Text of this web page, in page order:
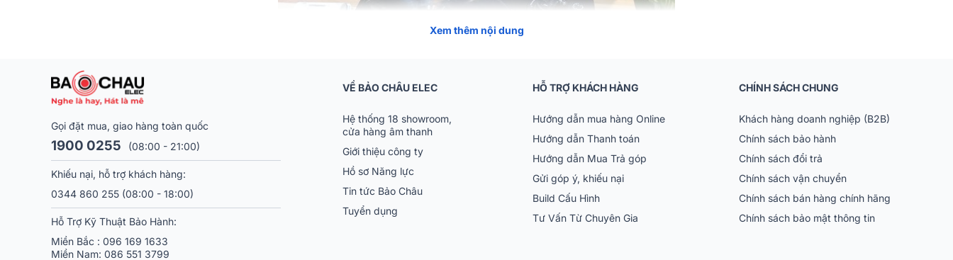
Nguồn gốc của đầu đĩa than Audio Technica
Năm 1962, thương hiệu Audio-Technica được thành lập, là một trong các công ty trên toàn thế giới dành cho
việc thiết kế, sản xuất, tiếp thị và phân phối đầu đĩa than chất lượng nhất hiện nay.
Xem thêm nội dung
Gọi đặt mua, giao hàng toàn quốc
1900 0255 (08:00 - 21:00)
Khiếu nại, hỗ trợ khách hàng:
0344 860 255 (08:00 - 18:00)
Hỗ Trợ Kỹ Thuật Bảo Hành:
Miền Bắc : 096 169 1633
Miền Nam: 086 551 3799
VỀ BẢO CHÂU ELEC
Hệ thống 18 showroom,
cửa hàng âm thanh
Giới thiệu công ty
Hồ sơ Năng lực
Tin tức Bảo Châu
Tuyển dụng
HỖ TRỢ KHÁCH HÀNG
Hướng dẫn mua hàng Online
Hướng dẫn Thanh toán
Hướng dẫn Mua Trả góp
Gửi góp ý, khiếu nại
Build Cấu Hình
Tư Vấn Từ Chuyên Gia
CHÍNH SÁCH CHUNG
Khách hàng doanh nghiệp (B2B)
Chính sách bảo hành
Chính sách đổi trả
Chính sách vận chuyển
Chính sách bán hàng chính hãng
Chính sách bảo mật thông tin